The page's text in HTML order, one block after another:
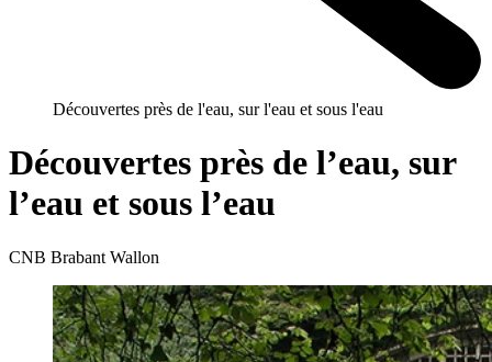
Découvertes près de l'eau, sur l'eau et sous l'eau
Découvertes près de l’eau, sur
l’eau et sous l’eau
CNB Brabant Wallon